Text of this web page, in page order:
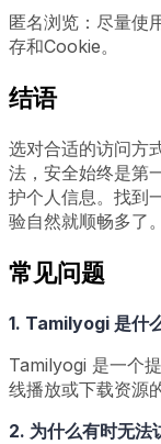
匿名浏览：尽量使
存和Cookie。
结语
选对合适的访问方
法，安全始终是第
护个人信息。找到
验自然就顺畅多了。
常见问题
1. Tamilyogi 是什
Tamilyogi 是一个
线播放或下载资源
2. 为什么有时无